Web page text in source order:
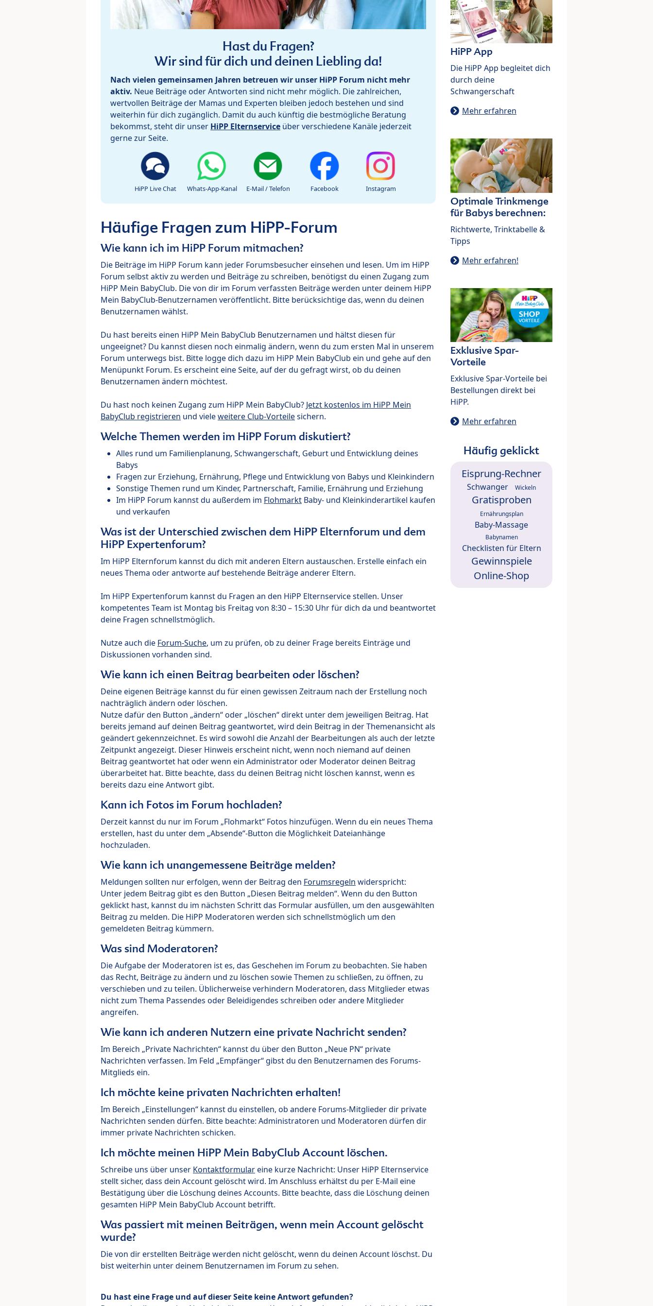
Hast du Fragen?
Wir sind für dich und deinen Liebling da!
Nach vielen gemeinsamen Jahren betreuen wir unser HiPP Forum nicht mehr
aktiv. Neue Beiträge oder Antworten sind nicht mehr möglich. Die zahlreichen,
wertvollen Beiträge der Mamas und Experten bleiben jedoch bestehen und sind
weiterhin für dich zugänglich. Damit du auch künftig die bestmögliche Beratung
bekommst, steht dir unser HiPP Elternservice über verschiedene Kanäle jederzeit
gerne zur Seite.
HiPP Live Chat Whats-App-Kanal E-Mail / Telefon Facebook Instagram
Häufige Fragen zum HiPP-Forum
Wie kann ich im HiPP Forum mitmachen?
Die Beiträge im HiPP Forum kann jeder Forumsbesucher einsehen und lesen. Um im HiPP
Forum selbst aktiv zu werden und Beiträge zu schreiben, benötigst du einen Zugang zum
HiPP Mein BabyClub. Die von dir im Forum verfassten Beiträge werden unter deinem HiPP
Mein BabyClub-Benutzernamen veröffentlicht. Bitte berücksichtige das, wenn du deinen
Benutzernamen wählst.
Du hast bereits einen HiPP Mein BabyClub Benutzernamen und hältst diesen für
ungeeignet? Du kannst diesen noch einmalig ändern, wenn du zum ersten Mal in unserem
Forum unterwegs bist. Bitte logge dich dazu im HiPP Mein BabyClub ein und gehe auf den
Menüpunkt Forum. Es erscheint eine Seite, auf der du gefragt wirst, ob du deinen
Benutzernamen ändern möchtest.
Du hast noch keinen Zugang zum HiPP Mein BabyClub? Jetzt kostenlos im HiPP Mein
BabyClub registrieren und vieleweitere Club-Vorteilesichern.
Welche Themen werden im HiPP Forum diskutiert?
Alles rund um Familienplanung, Schwangerschaft, Geburt und Entwicklung deines
Babys
Fragen zur Erziehung, Ernährung, Pflege und Entwicklung von Babys und Kleinkindern
Sonstige Themen rund um Kinder, Partnerschaft, Familie, Ernährung und Erziehung
Im HiPP Forum kannst du außerdem im Flohmarkt Baby- und Kleinkinderartikel kaufen
und verkaufen
Was ist der Unterschied zwischen dem HiPP Elternforum und dem
HiPP Expertenforum?
Im HiPP Elternforum kannst du dich mit anderen Eltern austauschen. Erstelle einfach ein
neues Thema oder antworte auf bestehende Beiträge anderer Eltern.
Im HiPP Expertenforum kannst du Fragen an den HiPP Elternservice stellen. Unser
kompetentes Team ist Montag bis Freitag von 8:30 – 15:30 Uhr für dich da und beantwortet
deine Fragen schnellstmöglich.
Nutze auch die Forum-Suche, um zu prüfen, ob zu deiner Frage bereits Einträge und
Diskussionen vorhanden sind.
Wie kann ich einen Beitrag bearbeiten oder löschen?
Deine eigenen Beiträge kannst du für einen gewissen Zeitraum nach der Erstellung noch
nachträglich ändern oder löschen.
Nutze dafür den Button „ändern“ oder „löschen“ direkt unter dem jeweiligen Beitrag. Hat
bereits jemand auf deinen Beitrag geantwortet, wird dein Beitrag in der Themenansicht als
geändert gekennzeichnet. Es wird sowohl die Anzahl der Bearbeitungen als auch der letzte
Zeitpunkt angezeigt. Dieser Hinweis erscheint nicht, wenn noch niemand auf deinen
Beitrag geantwortet hat oder wenn ein Administrator oder Moderator deinen Beitrag
überarbeitet hat. Bitte beachte, dass du deinen Beitrag nicht löschen kannst, wenn es
bereits dazu eine Antwort gibt.
Kann ich Fotos im Forum hochladen?
Derzeit kannst du nur im Forum „Flohmarkt“ Fotos hinzufügen. Wenn du ein neues Thema
erstellen, hast du unter dem „Absende“-Button die Möglichkeit Dateianhänge
hochzuladen.
Wie kann ich unangemessene Beiträge melden?
Meldungen sollten nur erfolgen, wenn der Beitrag den Forumsregeln widerspricht:
Unter jedem Beitrag gibt es den Button „Diesen Beitrag melden“. Wenn du den Button
geklickt hast, kannst du im nächsten Schritt das Formular ausfüllen, um den ausgewählten
Beitrag zu melden. Die HiPP Moderatoren werden sich schnellstmöglich um den
gemeldeten Beitrag kümmern.
Was sind Moderatoren?
Die Aufgabe der Moderatoren ist es, das Geschehen im Forum zu beobachten. Sie haben
das Recht, Beiträge zu ändern und zu löschen sowie Themen zu schließen, zu öffnen, zu
verschieben und zu teilen. Üblicherweise verhindern Moderatoren, dass Mitglieder etwas
nicht zum Thema Passendes oder Beleidigendes schreiben oder andere Mitglieder
angreifen.
Wie kann ich anderen Nutzern eine private Nachricht senden?
Im Bereich „Private Nachrichten“ kannst du über den Button „Neue PN“ private
Nachrichten verfassen. Im Feld „Empfänger“ gibst du den Benutzernamen des Forums-
Mitglieds ein.
Ich möchte keine privaten Nachrichten erhalten!
Im Bereich „Einstellungen“ kannst du einstellen, ob andere Forums-Mitglieder dir private
Nachrichten senden dürfen. Bitte beachte: Administratoren und Moderatoren dürfen dir
immer private Nachrichten schicken.
Ich möchte meinen HiPP Mein BabyClub Account löschen.
Schreibe uns über unser Kontaktformulareine kurze Nachricht: Unser HiPP Elternservice
stellt sicher, dass dein Account gelöscht wird. Im Anschluss erhältst du per E-Mail eine
Bestätigung über die Löschung deines Accounts. Bitte beachte, dass die Löschung deinen
gesamten HiPP Mein BabyClub Account betrifft.
Was passiert mit meinen Beiträgen, wenn mein Account gelöscht
wurde?
Die von dir erstellten Beiträge werden nicht gelöscht, wenn du deinen Account löschst. Du
bist weiterhin unter deinem Benutzernamen im Forum zu sehen.
Du hast eine Frage und auf dieser Seite keine Antwort gefunden?
HiPP App
Die HiPP App begleitet dich
durch deine
Schwangerschaft
Mehr erfahren
Optimale Trinkmenge
für Babys berechnen:
Richtwerte, Trinktabelle &
Tipps
Mehr erfahren!
Exklusive Spar-
Vorteile
Exklusive Spar-Vorteile bei
Bestellungen direkt bei
HiPP.
Mehr erfahren
Häufig geklickt
Eisprung-Rechner
Schwanger Wickeln
Gratisproben
Ernährungsplan
Baby-Massage
Babynamen
Checklisten für Eltern
Gewinnspiele
Online-Shop